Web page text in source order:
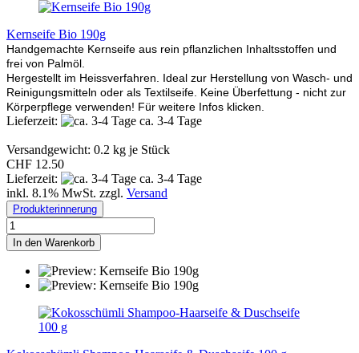
Kernseife Bio 190g
Handgemachte Kernseife aus rein pflanzlichen Inhaltsstoffen und
frei von Palmöl.
Hergestellt im Heissverfahren. Ideal zur Herstellung von Wasch- und
Reinigungsmitteln oder als Textilseife. Keine Überfettung - nicht zur
Körperpflege verwenden! Für weitere Infos klicken.
Lieferzeit: ca. 3-4 Tage
Versandgewicht: 0.2 kg je Stück
CHF 12.50
Lieferzeit:
ca. 3-4 Tage
inkl. 8.1% MwSt. zzgl. Versand
Produkterinnerung
In den Warenkorb